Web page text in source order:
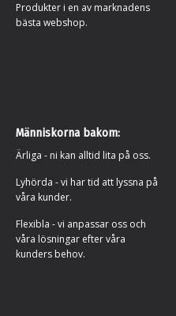
Produkter i en av marknadens
bästa webshop.
Människorna bakom:
Ärliga - ni kan alltid lita på oss.
Lyhörda - vi har tid att lyssna på
våra kunder.
Flexibla - vi anpassar oss och
våra lösningar efter våra
kunders behov.